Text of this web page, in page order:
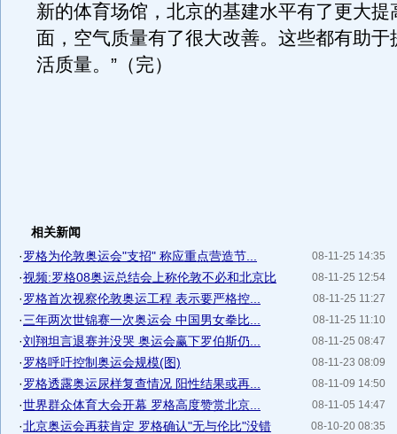
新的体育场馆，北京的基建水平有了更大提
面，空气质量有了很大改善。这些都有助于
活质量。”（完）
相关新闻
08-11-25 14:35
·罗格为伦敦奥运会"支招" 称应重点营造节...
08-11-25 12:54
·视频:罗格08奥运总结会上称伦敦不必和北京比
08-11-25 11:27
·罗格首次视察伦敦奥运工程 表示要严格控...
08-11-25 11:10
·三年两次世锦赛一次奥运会 中国男女拳比...
08-11-25 08:47
·刘翔坦言退赛并没哭 奥运会赢下罗伯斯仍...
08-11-23 08:09
·罗格呼吁控制奥运会规模(图)
08-11-09 14:50
·罗格透露奥运尿样复查情况 阳性结果或再...
08-11-05 14:47
·世界群众体育大会开幕 罗格高度赞赏北京...
08-10-20 08:35
·北京奥运会再获肯定 罗格确认"无与伦比"没错